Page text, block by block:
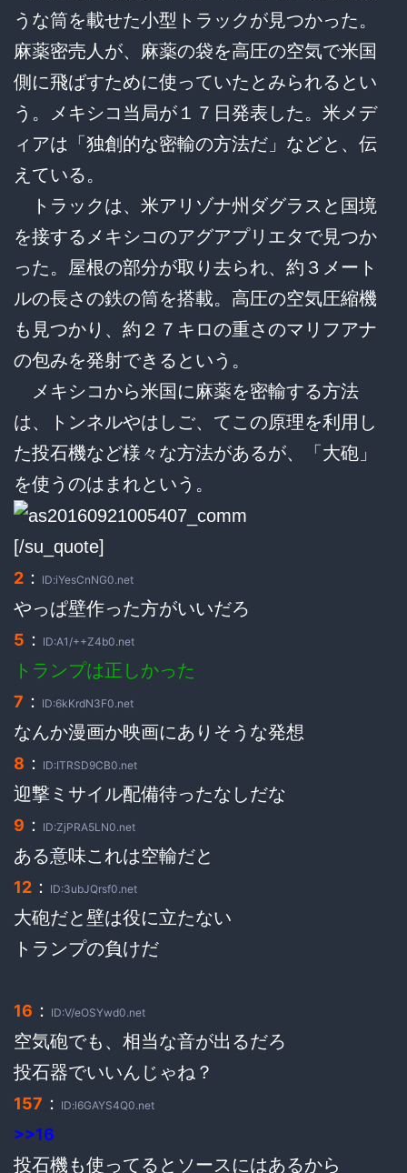
うな筒を載せた小型トラックが見つかった。
麻薬密売人が、麻薬の袋を高圧の空気で米国
側に飛ばすために使っていたとみられるとい
う。メキシコ当局が１７日発表した。米メデ
ィアは「独創的な密輸の方法だ」などと、伝
えている。
トラックは、米アリゾナ州ダグラスと国境
を接するメキシコのアグアプリエタで見つか
った。屋根の部分が取り去られ、約３メート
ルの長さの鉄の筒を搭載。高圧の空気圧縮機
も見つかり、約２７キロの重さのマリフアナ
の包みを発射できるという。
メキシコから米国に麻薬を密輸する方法
は、トンネルやはしご、てこの原理を利用し
た投石機など様々な方法があるが、「大砲」
を使うのはまれという。
[/su_quote]
2 ： ID:iYesCnNG0.net
やっぱ壁作った方がいいだろ
5 ： ID:A1/++Z4b0.net
トランプは正しかった
7 ： ID:6kKrdN3F0.net
なんか漫画か映画にありそうな発想
8 ： ID:ITRSD9CB0.net
迎撃ミサイル配備待ったなしだな
9 ： ID:ZjPRA5LN0.net
ある意味これは空輸だと
12 ： ID:3ubJQrsf0.net
大砲だと壁は役に立たない
トランプの負けだ
16 ： ID:V/eOSYwd0.net
空気砲でも、相当な音が出るだろ
投石器でいいんじゃね？
157 ： ID:l6GAYS4Q0.net
>>16
投石機も使ってるとソースにはあるから